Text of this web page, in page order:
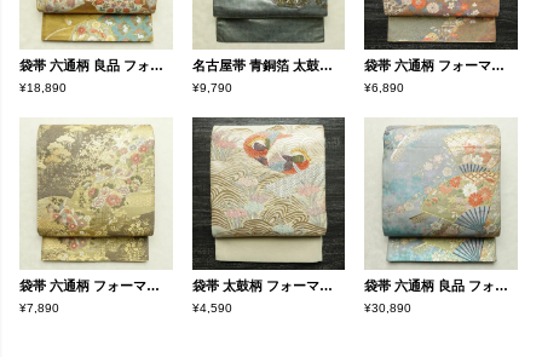
袋帯 六通柄 良品 フォーマル用 正絹 幾何学柄・抽象柄 箔 帯 菊 金・銀
¥18,890
名古屋帯 青銅箔 太鼓柄 良品 正絹 人物・動物柄 名古屋仕立て なごや帯 リサイクル帯 帯 引箔 黒
¥9,790
袋帯 六通柄 フォーマル用 正絹 古典柄 箔 金・銀
¥6,890
袋帯 六通柄 フォーマル用 正絹 古典柄 箔 金糸 松 帯 茶
¥7,890
袋帯 太鼓柄 フォーマル用 正絹 人物・動物柄 箔 金糸 銀糸 帯 銀通し 菖蒲 クリーム
¥4,590
袋帯 六通柄 良品 フォーマル用 正絹 古典柄 箔 帯 入学式 卒業式 結婚式 振袖 二十歳 青・紺
¥30,890